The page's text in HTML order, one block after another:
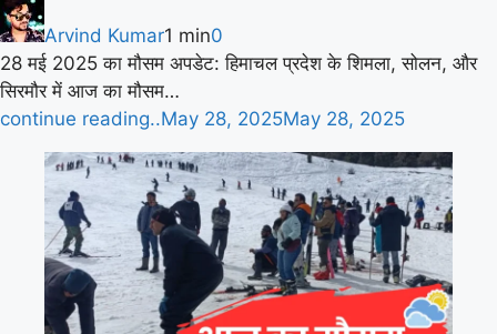
Arvind Kumar1 min0
28 मई 2025 का मौसम अपडेट: हिमाचल प्रदेश के शिमला, सोलन, और
सिरमौर में आज का मौसम…
continue reading..May 28, 2025May 28, 2025